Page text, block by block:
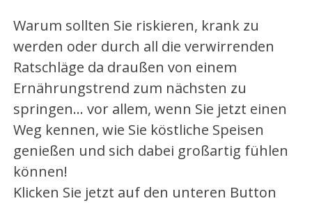
Warum sollten Sie riskieren, krank zu
werden oder durch all die verwirrenden
Ratschläge da draußen von einem
Ernährungstrend zum nächsten zu
springen… vor allem, wenn Sie jetzt einen
Weg kennen, wie Sie köstliche Speisen
genießen und sich dabei großartig fühlen
können!
Klicken Sie jetzt auf den unteren Button